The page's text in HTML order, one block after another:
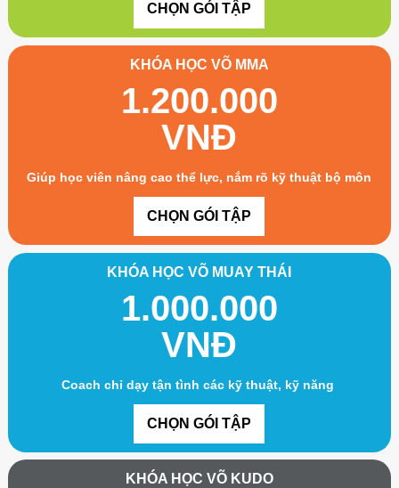
CHỌN GÓI TẬP
KHÓA HỌC VÕ MMA
1.200.000
VNĐ
Giúp học viên nâng cao thể lực, nắm rõ kỹ thuật bộ môn
CHỌN GÓI TẬP
KHÓA HỌC VÕ MUAY THÁI
1.000.000
VNĐ
Coach chỉ dạy tận tình các kỹ thuật, kỹ năng
CHỌN GÓI TẬP
KHÓA HỌC VÕ KUDO